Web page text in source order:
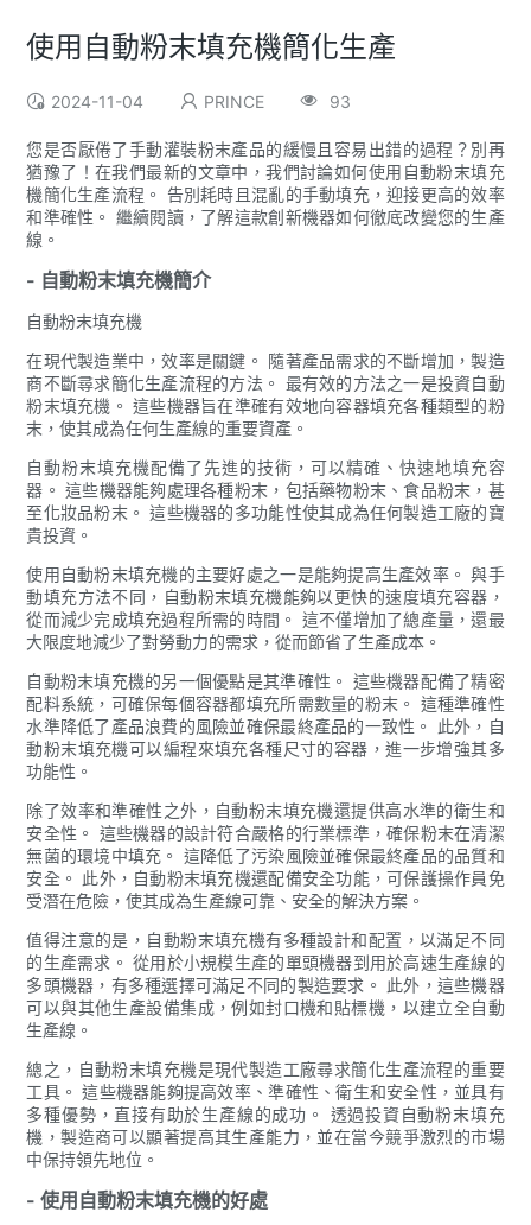
使用自動粉末填充機簡化生產
2024-11-04 PRINCE 93
您是否厭倦了手動灌裝粉末產品的緩慢且容易出錯的過程？別再
猶豫了！在我們最新的文章中，我們討論如何使用自動粉末填充
機簡化生產流程。 告別耗時且混亂的手動填充，迎接更高的效率
和準確性。 繼續閱讀，了解這款創新機器如何徹底改變您的生產
線。
- 自動粉末填充機簡介
自動粉末填充機
在現代製造業中，效率是關鍵。 隨著產品需求的不斷增加，製造
商不斷尋求簡化生產流程的方法。 最有效的方法之一是投資自動
粉末填充機。 這些機器旨在準確有效地向容器填充各種類型的粉
末，使其成為任何生產線的重要資產。
自動粉末填充機配備了先進的技術，可以精確、快速地填充容
器。 這些機器能夠處理各種粉末，包括藥物粉末、食品粉末，甚
至化妝品粉末。 這些機器的多功能性使其成為任何製造工廠的寶
貴投資。
使用自動粉末填充機的主要好處之一是能夠提高生產效率。 與手
動填充方法不同，自動粉末填充機能夠以更快的速度填充容器，
從而減少完成填充過程所需的時間。 這不僅增加了總產量，還最
大限度地減少了對勞動力的需求，從而節省了生產成本。
自動粉末填充機的另一個優點是其準確性。 這些機器配備了精密
配料系統，可確保每個容器都填充所需數量的粉末。 這種準確性
水準降低了產品浪費的風險並確保最終產品的一致性。 此外，自
動粉末填充機可以編程來填充各種尺寸的容器，進一步增強其多
功能性。
除了效率和準確性之外，自動粉末填充機還提供高水準的衛生和
安全性。 這些機器的設計符合嚴格的行業標準，確保粉末在清潔
無菌的環境中填充。 這降低了污染風險並確保最終產品的品質和
安全。 此外，自動粉末填充機還配備安全功能，可保護操作員免
受潛在危險，使其成為生產線可靠、安全的解決方案。
值得注意的是，自動粉末填充機有多種設計和配置，以滿足不同
的生產需求。 從用於小規模生產的單頭機器到用於高速生產線的
多頭機器，有多種選擇可滿足不同的製造要求。 此外，這些機器
可以與其他生產設備集成，例如封口機和貼標機，以建立全自動
生產線。
總之，自動粉末填充機是現代製造工廠尋求簡化生產流程的重要
工具。 這些機器能夠提高效率、準確性、衛生和安全性，並具有
多種優勢，直接有助於生產線的成功。 透過投資自動粉末填充
機，製造商可以顯著提高其生產能力，並在當今競爭激烈的市場
中保持領先地位。
- 使用自動粉末填充機的好處